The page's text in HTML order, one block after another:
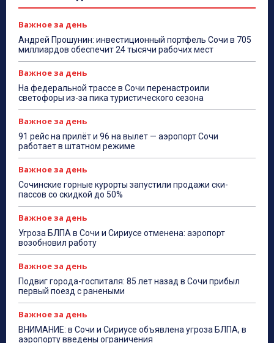
Важное за день
Андрей Прошунин: инвестиционный портфель Сочи в 705
миллиардов обеспечит 24 тысячи рабочих мест
Важное за день
На федеральной трассе в Сочи перенастроили
светофоры из-за пика туристического сезона
Важное за день
91 рейс на прилёт и 96 на вылет — аэропорт Сочи
работает в штатном режиме
Важное за день
Сочинские горные курорты запустили продажи ски-
пассов со скидкой до 50%
Важное за день
Угроза БЛПА в Сочи и Сириусе отменена: аэропорт
возобновил работу
Важное за день
Подвиг города-госпиталя: 85 лет назад в Сочи прибыл
первый поезд с ранеными
Важное за день
ВНИМАНИЕ: в Сочи и Сириусе объявлена угроза БЛПА, в
аэропорту введены ограничения